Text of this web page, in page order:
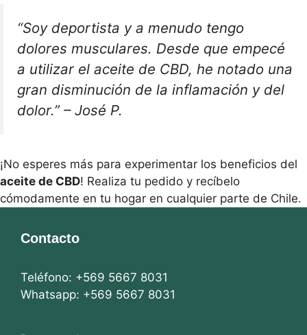
“Soy deportista y a menudo tengo
dolores musculares. Desde que empecé
a utilizar el aceite de CBD, he notado una
gran disminución de la inflamación y del
dolor.” – José P.
¡No esperes más para experimentar los beneficios del
aceite de CBD! Realiza tu pedido y recíbelo
cómodamente en tu hogar en cualquier parte de Chile.
Contacto
Teléfono: +569 5667 8031
Whatsapp: +569 5667 8031